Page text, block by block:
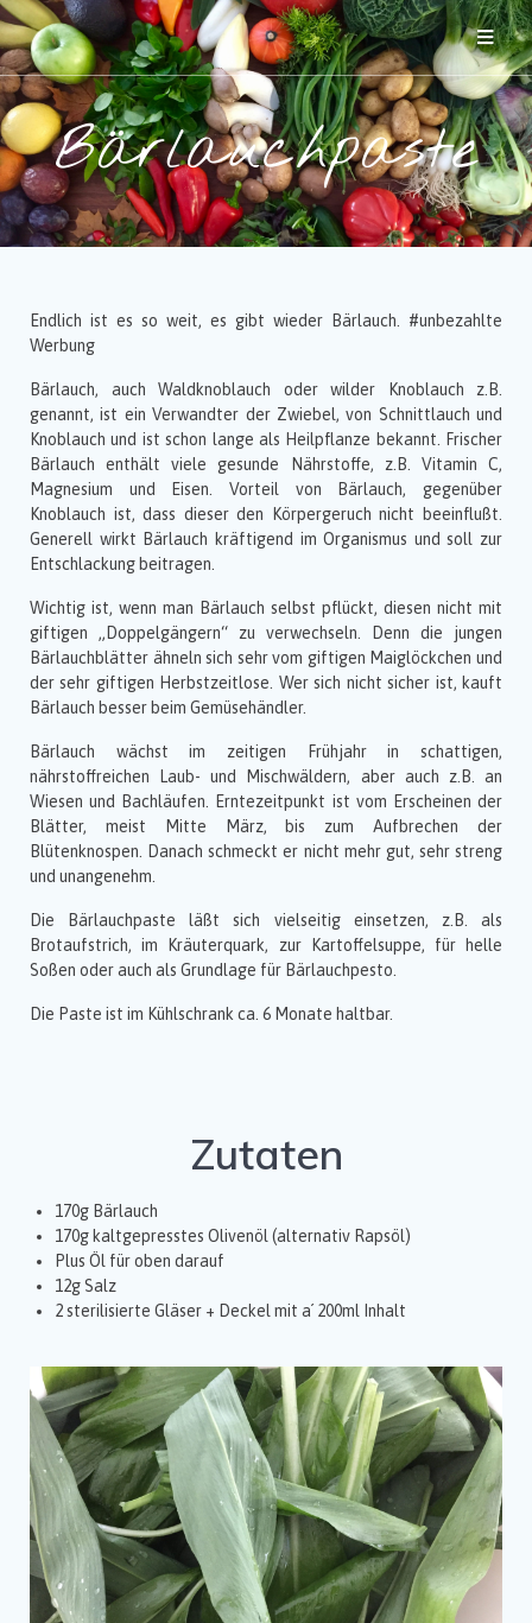
Bärlauchpaste
Endlich ist es so weit, es gibt wieder Bärlauch. #unbezahlte
Werbung
Bärlauch, auch Waldknoblauch oder wilder Knoblauch z.B.
genannt, ist ein Verwandter der Zwiebel, von Schnittlauch und
Knoblauch und ist schon lange als Heilpflanze bekannt. Frischer
Bärlauch enthält viele gesunde Nährstoffe, z.B. Vitamin C,
Magnesium und Eisen. Vorteil von Bärlauch, gegenüber
Knoblauch ist, dass dieser den Körpergeruch nicht beeinflußt.
Generell wirkt Bärlauch kräftigend im Organismus und soll zur
Entschlackung beitragen.
Wichtig ist, wenn man Bärlauch selbst pflückt, diesen nicht mit
giftigen „Doppelgängern“ zu verwechseln. Denn die jungen
Bärlauchblätter ähneln sich sehr vom giftigen Maiglöckchen und
der sehr giftigen Herbstzeitlose. Wer sich nicht sicher ist, kauft
Bärlauch besser beim Gemüsehändler.
Bärlauch wächst im zeitigen Frühjahr in schattigen,
nährstoffreichen Laub- und Mischwäldern, aber auch z.B. an
Wiesen und Bachläufen. Erntezeitpunkt ist vom Erscheinen der
Blätter, meist Mitte März, bis zum Aufbrechen der
Blütenknospen. Danach schmeckt er nicht mehr gut, sehr streng
und unangenehm.
Die Bärlauchpaste läßt sich vielseitig einsetzen, z.B. als
Brotaufstrich, im Kräuterquark, zur Kartoffelsuppe, für helle
Soßen oder auch als Grundlage für Bärlauchpesto.
Die Paste ist im Kühlschrank ca. 6 Monate haltbar.
Zutaten
170g Bärlauch
170g kaltgepresstes Olivenöl (alternativ Rapsöl)
Plus Öl für oben darauf
12g Salz
2 sterilisierte Gläser + Deckel mit a´ 200ml Inhalt